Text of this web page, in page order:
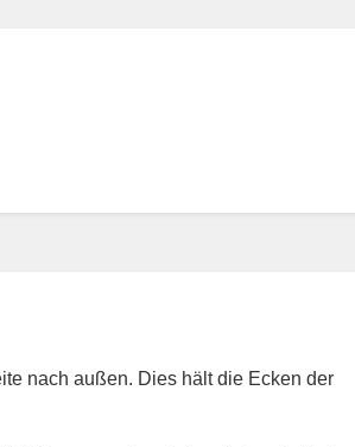
nach außen. Dies hält die Ecken der